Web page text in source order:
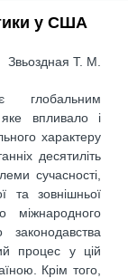
у США
Звьоздная Т. М.
глобальним
впливало і
характеру
десятиліть
сучасності,
та зовнішньої
міжнародного
законодавства
процес у цій
Крім того,